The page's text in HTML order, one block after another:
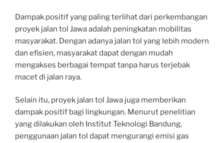
Dampak positif yang paling terlihat dari perkembangan
proyek jalan tol Jawa adalah peningkatan mobilitas
masyarakat. Dengan adanya jalan tol yang lebih modern
dan efisien, masyarakat dapat dengan mudah
mengakses berbagai tempat tanpa harus terjebak
macet di jalan raya.
Selain itu, proyek jalan tol Jawa juga memberikan
dampak positif bagi lingkungan. Menurut penelitian
yang dilakukan oleh Institut Teknologi Bandung,
penggunaan jalan tol dapat mengurangi emisi gas